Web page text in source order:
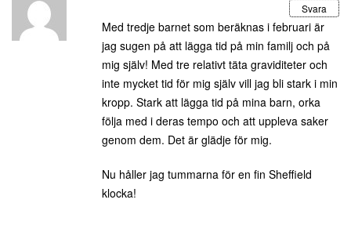
Svara
Med tredje barnet som beräknas i februari är
jag sugen på att lägga tid på min familj och på
mig själv! Med tre relativt täta graviditeter och
inte mycket tid för mig själv vill jag bli stark i min
kropp. Stark att lägga tid på mina barn, orka
följa med i deras tempo och att uppleva saker
genom dem. Det är glädje för mig.
Nu håller jag tummarna för en fin Sheffield
klocka!